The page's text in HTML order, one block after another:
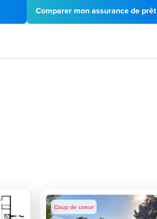
Comparer mon assurance de prêt
Coup de coeur